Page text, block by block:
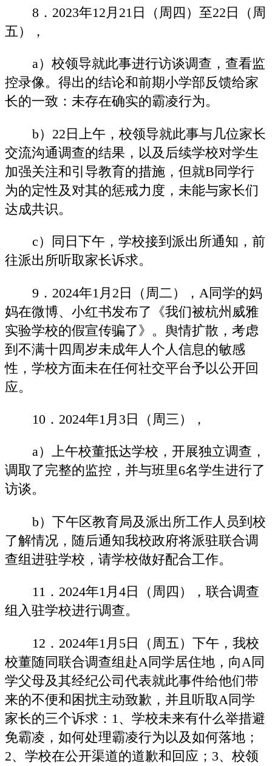
8．2023年12月21日（周四）至22日（周
五），
a）校领导就此事进行访谈调查，查看监
控录像。得出的结论和前期小学部反馈给家
长的一致：未存在确实的霸凌行为。
b）22日上午，校领导就此事与几位家长
交流沟通调查的结果，以及后续学校对学生
加强关注和引导教育的措施，但就B同学行
为的定性及对其的惩戒力度，未能与家长们
达成共识。
c）同日下午，学校接到派出所通知，前
往派出所听取家长诉求。
9．2024年1月2日（周二），A同学的妈
妈在微博、小红书发布了《我们被杭州威雅
实验学校的假宣传骗了》。舆情扩散，考虑
到不满十四周岁未成年人个人信息的敏感
性，学校方面未在任何社交平台予以公开回
应。
10．2024年1月3日（周三），
a）上午校董抵达学校，开展独立调查，
调取了完整的监控，并与班里6名学生进行了
访谈。
b）下午区教育局及派出所工作人员到校
了解情况，随后通知我校政府将派驻联合调
查组进驻学校，请学校做好配合工作。
11．2024年1月4日（周四），联合调查
组入驻学校进行调查。
12．2024年1月5日（周五）下午，我校
校董随同联合调查组赴A同学居住地，向A同
学父母及其经纪公司代表就此事件给他们带
来的不便和困扰主动致歉，并且听取A同学
家长的三个诉求：1、学校未来有什么举措避
免霸凌，如何处理霸凌行为以及如何落地；
2、学校在公开渠道的道歉和回应；3、校领